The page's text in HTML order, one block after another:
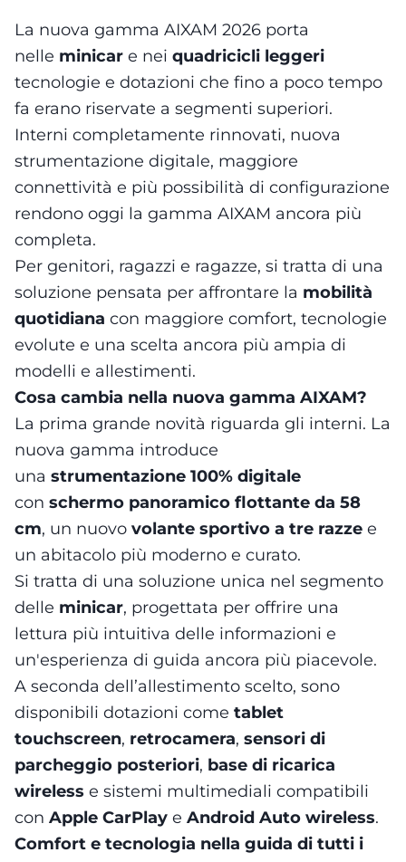
La nuova gamma AIXAM 2026 porta
nelle minicar e nei quadricicli leggeri
tecnologie e dotazioni che fino a poco tempo
fa erano riservate a segmenti superiori.
Interni completamente rinnovati, nuova
strumentazione digitale, maggiore
connettività e più possibilità di configurazione
rendono oggi la gamma AIXAM ancora più
completa.
Per genitori, ragazzi e ragazze, si tratta di una
soluzione pensata per affrontare la mobilità
quotidiana con maggiore comfort, tecnologie
evolute e una scelta ancora più ampia di
modelli e allestimenti.
Cosa cambia nella nuova gamma AIXAM?
La prima grande novità riguarda gli interni. La
nuova gamma introduce
una strumentazione 100% digitale
con schermo panoramico flottante da 58
cm, un nuovo volante sportivo a tre razze e
un abitacolo più moderno e curato.
Si tratta di una soluzione unica nel segmento
delle minicar, progettata per offrire una
lettura più intuitiva delle informazioni e
un'esperienza di guida ancora più piacevole.
A seconda dell’allestimento scelto, sono
disponibili dotazioni come tablet
touchscreen, retrocamera, sensori di
parcheggio posteriori, base di ricarica
wireless e sistemi multimediali compatibili
con Apple CarPlay e Android Auto wireless.
Comfort e tecnologia nella guida di tutti i